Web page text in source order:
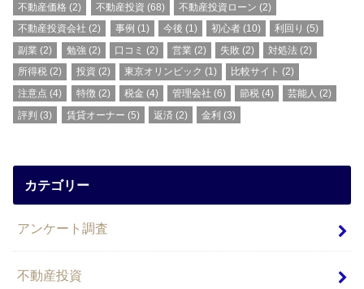
不動産価格 (2) 不動産投資 (68) 不動産投資ローン (2)
不動産投資会社 (2) 事例 (1) 今後 (1) 初心者 (10) 利回り (5)
副業 (2) 勉強 (2) 口コミ (2) 営業 (2) 失敗 (2) 対処法 (2)
所得税 (2) 投資 (2) 東京オリンピック (1) 比較サイト (2)
注意点 (4) 特徴(2) 税金 (4) 管理会社 (6) 節税 (4) 芸能人 (2)
評判 (3) 賃貸オーナー (5) 返済 (2) 金利 (3)
カテゴリー
アンケート調査
不動産投資